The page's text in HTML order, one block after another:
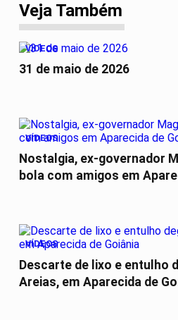
Veja Também
VÍDEOS
31 de maio de 2026
VÍDEOS
Nostalgia, ex-governador
bola com amigos em
VÍDEOS
Descarte de lixo e entulho
Areias, em Aparecida de